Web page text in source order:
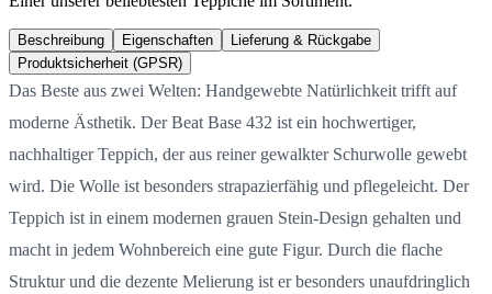
Beschreibung Eigenschaften
Lieferung & Rückgabe
Produktsicherheit (GPSR)
Das Beste aus zwei Welten: Handgewebte Natürlichkeit trifft auf
moderne Ästhetik. Der Beat Base 432 ist ein hochwertiger,
nachhaltiger Teppich, der aus reiner gewalkter Schurwolle gewebt
wird. Die Wolle ist besonders strapazierfähig und pflegeleicht. Der
Teppich ist in einem modernen grauen Stein-Design gehalten und
macht in jedem Wohnbereich eine gute Figur. Durch die flache
Struktur und die dezente Melierung ist er besonders unaufdringlich